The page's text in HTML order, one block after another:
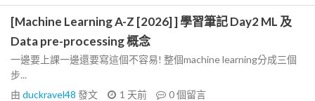
[Machine Learning A-Z [2026] ] 學習筆記 Day2 ML 及
Data pre-processing 概念
一邊要上課一邊還要寫這個不容易! 整個machine learning分成三個
步...
由 duckravel48 發文 1 天前 0個留言